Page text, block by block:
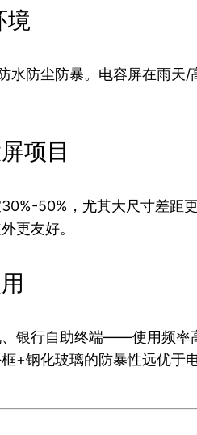
境
水防尘防暴。电容屏在雨天/
项目
50%，尤其大尺寸差距
更友好。
、银行自助终端——使用频率
+钢化玻璃的防暴性远优于